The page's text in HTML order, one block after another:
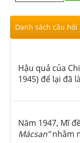
Danh sách câu hỏi
Hậu quả của
1945) để lại đã
Năm 1947, Mĩ
Mácsan”nhằm